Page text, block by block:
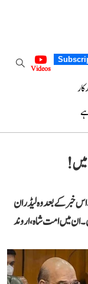
Videos
خبر کے بعد وہ لیڈران
ان میں امت شاہ، اروند